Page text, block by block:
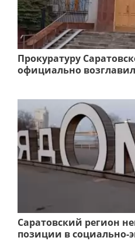
Прокуратуру
официально
Саратовский регион
позиции в социально-